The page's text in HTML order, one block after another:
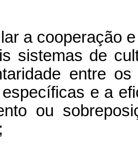
a cooperação
sistemas de
entre
e a
ou